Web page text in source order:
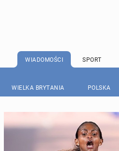
WIADOMOŚCI SPORT
WIELKA BRYTANIA POLSKA